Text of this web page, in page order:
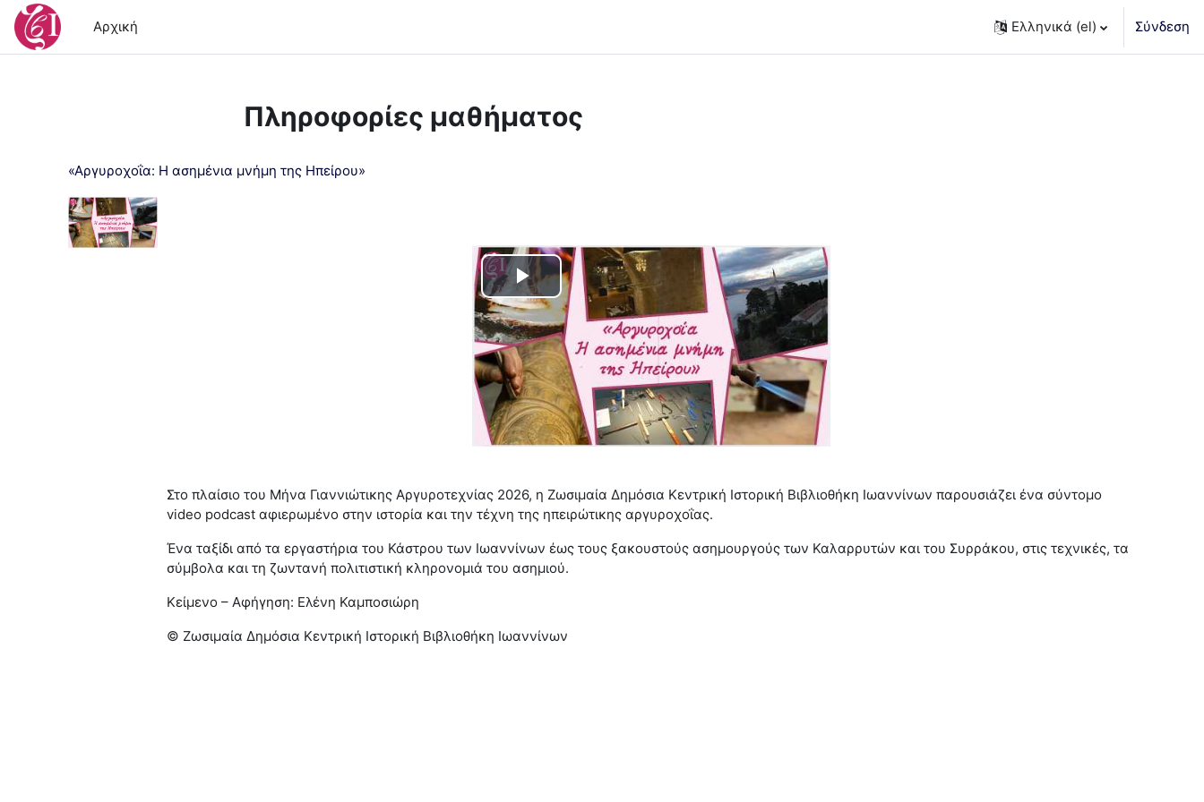
Μετάβαση στο κεντρικό περιεχόμενο
Αρχική
Ελληνικά ‎(el)‎ Σύνδεση
Πληροφορίες μαθήματος
«Αργυροχοΐα: Η ασημένια μνήμη της Ηπείρου»
Αναπαραγωγή
βίντεο
Στο πλαίσιο του Μήνα Γιαννιώτικης Αργυροτεχνίας 2026, η Ζωσιμαία Δημόσια Κεντρική Ιστορική Βιβλιοθήκη Ιωαννίνων παρουσιάζει ένα σύντομο
video podcast αφιερωμένο στην ιστορία και την τέχνη της ηπειρώτικης αργυροχοΐας.
Ένα ταξίδι από τα εργαστήρια του Κάστρου των Ιωαννίνων έως τους ξακουστούς ασημουργούς των Καλαρρυτών και του Συρράκου, στις τεχνικές, τα
σύμβολα και τη ζωντανή πολιτιστική κληρονομιά του ασημιού.
Κείμενο – Αφήγηση: Ελένη Καμποσιώρη
© Ζωσιμαία Δημόσια Κεντρική Ιστορική Βιβλιοθήκη Ιωαννίνων